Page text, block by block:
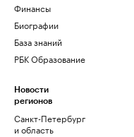
Финансы
Биографии
База знаний
РБК Образование
Новости
регионов
Санкт-Петербург
и область